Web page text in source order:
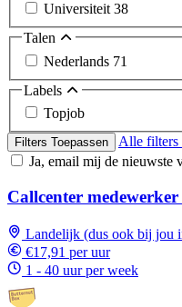
Universiteit 38
Talen
Nederlands 71
Labels
Topjob
Filters Toepassen
Alle filters
Ja, email mij de nieuwste
Callcenter
Landelijk (dus ook bij jou
€17,91 per uur
1 - 40 uur per week